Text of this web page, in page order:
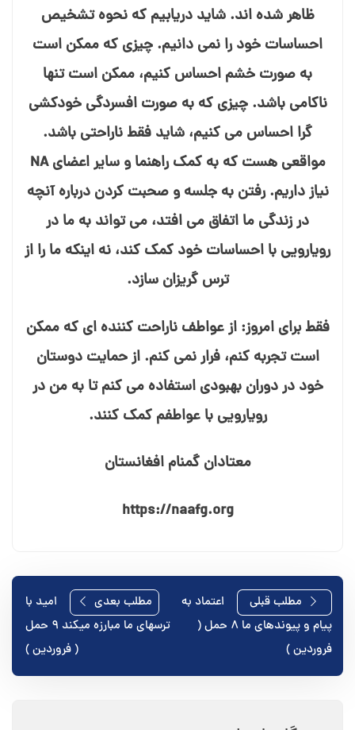
ظاهر شده اند. شاید دریابیم که نحوه تشخیص
احساسات خود را نمی⁯ دانیم. چیزی که ممکن است
به صورت خشم احساس کنیم، ممکن است تنها
ناکامی باشد. چیزی که به صورت افسردگی خودکشی⁯
گرا احساس می⁯ کنیم، شاید فقط ناراحتی باشد.
مواقعی هست که به کمک راهنما و سایر اعضای NA
نیاز داریم. رفتن به جلسه و صحبت کردن درباره آنچه
در زندگی ما اتفاق می⁯ افتد، می⁯ تواند به ما در
رویارویی با احساسات خود کمک کند، نه اینکه ما را از
ترس گریزان سازد.
فقط برای امروز: از عواطف ناراحت⁯ کننده⁯ ای که ممکن
است تجربه کنم، فرار نمی⁯ کنم. از حمایت دوستان
خود در دوران بهبودی استفاده می⁯ کنم تا به من در
رویارویی با عواطفم کمک کنند.
معتادان گمنام افغانستان
https://naafg.org
راهبری
نوشته
مطلب قبلی
اعتماد به
پیام و پیوندهای ما ۸ حمل (
فروردین )
مطلب بعدی
امید با
ترسهای ما مبارزه میکند ۹ حمل
( فروردین )